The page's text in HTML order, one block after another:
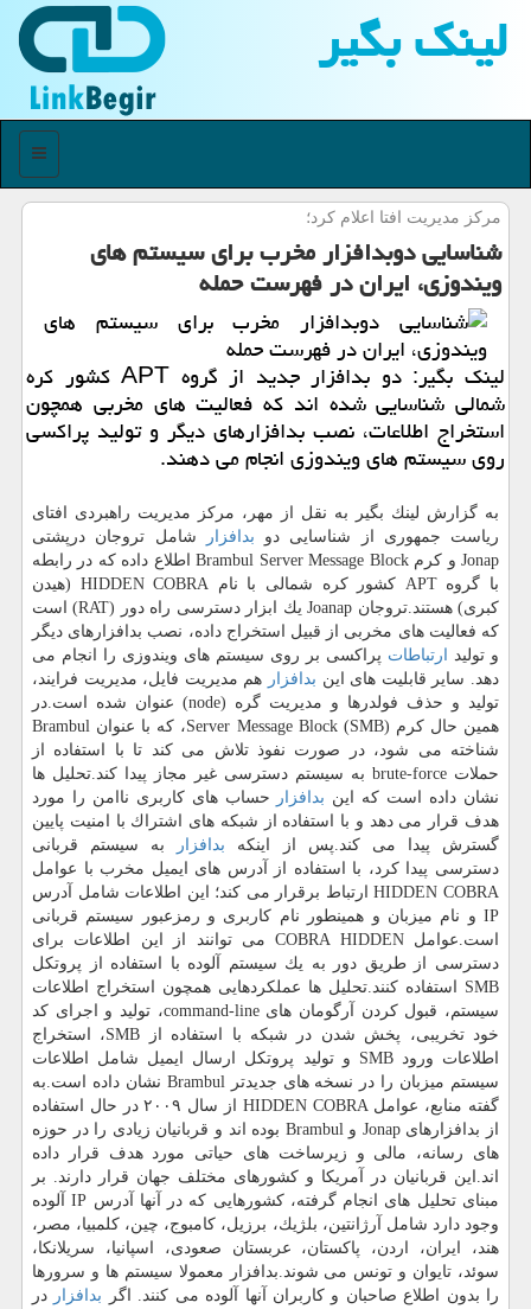
لینك بگیر
منو
مركز مدیریت افتا اعلام كرد؛
شناسایی دوبدافزار مخرب برای سیستم های
ویندوزی، ایران در فهرست حمله
لینك بگیر: دو بدافزار جدید از گروه APT كشور كره
شمالی شناسایی شده اند كه فعالیت های مخربی همچون
استخراج اطلاعات، نصب بدافزارهای دیگر و تولید پراكسی
روی سیستم های ویندوزی انجام می دهند.
به گزارش لینك بگیر به نقل از مهر، مركز مدیریت راهبردی افتای
ریاست جمهوری از شناسایی دو بدافزار
شامل تروجان درپشتی
Jonap و كرم Brambul Server Message Block اطلاع داده كه در رابطه
با گروه APT كشور كره شمالی با نام HIDDEN COBRA (هیدن
كبری) هستند.تروجان Joanap یك ابزار دسترسی راه دور (RAT) است
كه فعالیت های مخربی از قبیل استخراج داده، نصب بدافزارهای دیگر
و تولید
ارتباطات پراكسی بر روی سیستم های ویندوزی را انجام می
دهد. سایر قابلیت های این بدافزار هم مدیریت فایل، مدیریت فرایند،
تولید و حذف فولدرها و مدیریت گره (node) عنوان شده است.در
همین حال كرم Server Message Block (SMB)، كه با عنوان Brambul
شناخته می شود، در صورت نفوذ تلاش می كند تا با استفاده از
حملات brute-force به سیستم دسترسی غیر مجاز پیدا كند.تحلیل ها
نشان داده است كه این بدافزار
حساب های كاربری ناامن را مورد
هدف قرار می دهد و با استفاده از شبكه های اشتراك با امنیت پایین
گسترش پیدا می كند.پس از اینكه بدافزار
به سیستم قربانی
دسترسی پیدا كرد، با استفاده از آدرس های ایمیل مخرب با عوامل
HIDDEN COBRA ارتباط برقرار می كند؛ این اطلاعات شامل آدرس
IP و نام میزبان و همینطور نام كاربری و رمزعبور سیستم قربانی
است.عوامل COBRA HIDDEN می توانند از این اطلاعات برای
دسترسی از طریق دور به یك سیستم آلوده با استفاده از پروتكل
SMB استفاده كنند.تحلیل ها عملكردهایی همچون استخراج اطلاعات
سیستم، قبول كردن آرگومان های command-line، تولید و اجرای كد
خود تخریبی، پخش شدن در شبكه با استفاده از SMB، استخراج
اطلاعات ورود SMB و تولید پروتكل ارسال ایمیل شامل اطلاعات
سیستم میزبان را در نسخه های جدیدتر Brambul نشان داده است.به
گفته منابع، عوامل HIDDEN COBRA از سال ۲۰۰۹ در حال استفاده
از بدافزارهای Jonap و Brambul بوده اند و قربانیان زیادی را در حوزه
های رسانه، مالی و زیرساخت های حیاتی مورد هدف قرار داده
اند.این قربانیان در آمریكا و كشورهای مختلف جهان قرار دارند. بر
مبنای تحلیل های انجام گرفته، كشورهایی كه در آنها آدرس IP آلوده
وجود دارد شامل آرژانتین، بلژیك، برزیل، كامبوج، چین، كلمبیا، مصر،
هند، ایران، اردن، پاكستان، عربستان صعودی، اسپانیا، سریلانكا،
سوئد، تایوان و تونس می شوند.بدافزار معمولا سیستم ها و سرورها
را بدون اطلاع صاحبان و كاربران آنها آلوده می كنند. اگر بدافزار در